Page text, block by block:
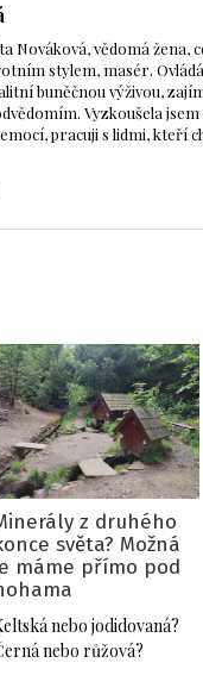
Nováková, vědomá
stylem, masér.
buněčnou výživou,
Vyzkoušela
pracuji s lidmi, kteří
z druhého
světa? Možná
máme přímo pod
nebo jodidovaná?
nebo růžová?